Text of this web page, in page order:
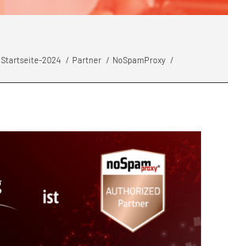
Startseite-2024 / Partner / NoSpamProxy /